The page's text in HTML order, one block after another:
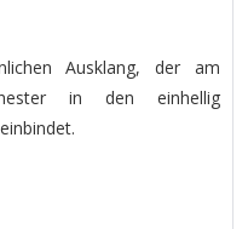
Ausklang, der am
in den einhellig